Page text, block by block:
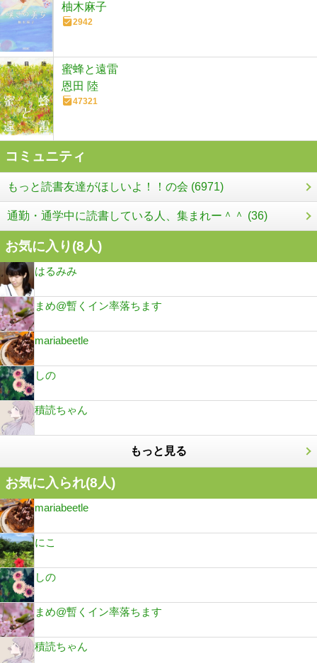
柚木麻子
2942
蜜蜂と遠雷
恩田 陸
47321
コミュニティ
もっと読書友達がほしいよ！！の会 (6971)
通勤・通学中に読書している人、集まれー＾＾ (36)
お気に入り(8人)
はるみみ
まめ@暫くイン率落ちます
mariabeetle
しの
積読ちゃん
もっと見る
お気に入られ(8人)
mariabeetle
にこ
しの
まめ@暫くイン率落ちます
積読ちゃん